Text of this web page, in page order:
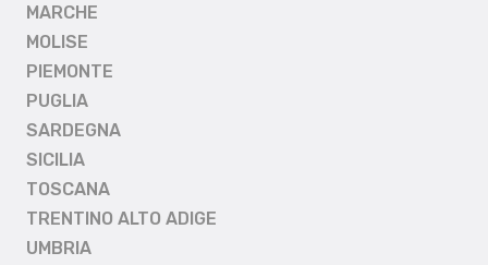
MARCHE
MOLISE
PIEMONTE
PUGLIA
SARDEGNA
SICILIA
TOSCANA
TRENTINO ALTO ADIGE
UMBRIA